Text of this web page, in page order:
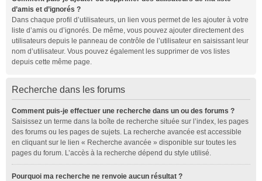
d’amis et d’ignorés ?
Dans chaque profil d’utilisateurs, un lien vous permet de les ajouter à votre
liste d’amis ou d’ignorés. De même, vous pouvez ajouter directement des
utilisateurs depuis le panneau de contrôle de l’utilisateur en saisissant leur
nom d’utilisateur. Vous pouvez également les supprimer de vos listes
depuis cette même page.
Recherche dans les forums
Comment puis-je effectuer une recherche dans un ou des forums ?
Saisissez un terme dans la boîte de recherche située sur l’index, les pages
des forums ou les pages de sujets. La recherche avancée est accessible
en cliquant sur le lien « Recherche avancée » disponible sur toutes les
pages du forum. L’accès à la recherche dépend du style utilisé.
Pourquoi ma recherche ne renvoie aucun résultat ?